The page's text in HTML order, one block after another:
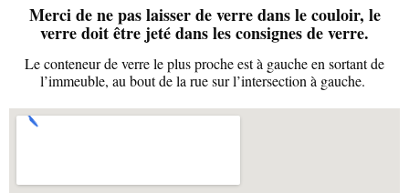
Merci de ne pas laisser de verre dans le couloir, le
verre doit être jeté dans les consignes de verre.
Le conteneur de verre le plus proche est à gauche en sortant de
l’immeuble, au bout de la rue sur l’intersection à gauche.